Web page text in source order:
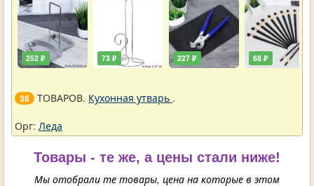
252 ₽ 73 ₽ 227 ₽ 68 ₽
38 ТОВАРОВ. Кухонная утварь .
Орг: Леда
Товары - те же, а цены стали ниже!
Мы отобрали те товары, цена на которые в этом